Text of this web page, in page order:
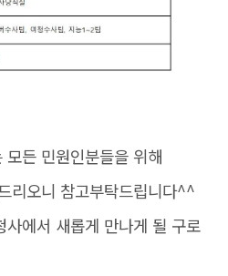
든 민원인분들을 위해
리오니 참고부탁드립니다^^
사에서 새롭게 만나게 될 구로